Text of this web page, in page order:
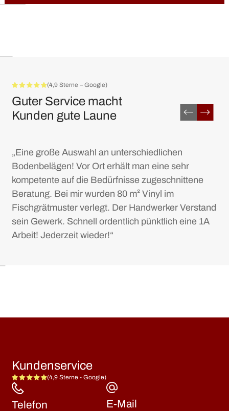
(4,9 Sterne – Google)
Guter Service macht
Kunden gute Laune
„Eine große Auswahl an unterschiedlichen
Bodenbelägen! Vor Ort erhält man eine sehr
kompetente auf die Bedürfnisse zugeschnittene
Beratung. Bei mir wurden 80 m² Vinyl im
Fischgrätmuster verlegt. Der Handwerker Verstand
sein Gewerk. Schnell ordentlich pünktlich eine 1A
Arbeit! Jederzeit wieder!“
Kundenservice
(4,9 Sterne - Google)
Telefon E-Mail